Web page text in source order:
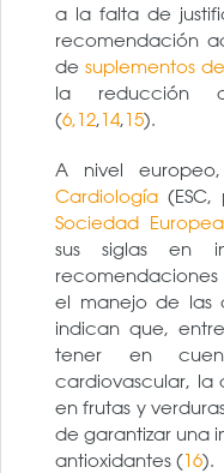
a la falta de
recomendación
de suplementos
la reducción
(6,12,14,15).
A nivel
Cardiología
Sociedad
sus siglas en
el manejo de las
indican que,
tener en
cardiovascular, la
en frutas y
de garantizar una
antioxidantes (16).